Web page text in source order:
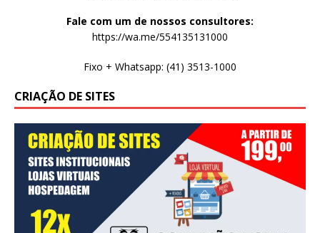
Fale com um de nossos consultores:
https://wa.me/554135131000
Fixo + Whatsapp: (41) 3513-1000
CRIAÇÃO DE SITES